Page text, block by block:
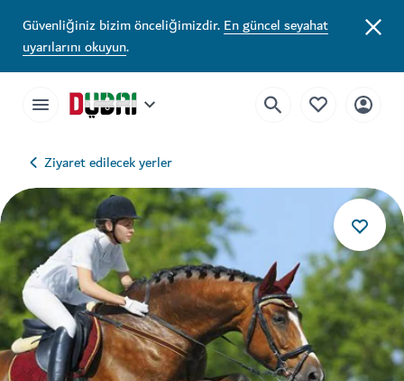
Güvenliğiniz bizim önceliğimizdir.En güncel seyahat
uyarılarını okuyun.
Ziyaret edilecek yerler